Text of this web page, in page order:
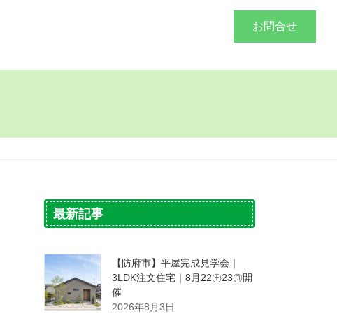
お問合せ
最新記事
【防府市】平屋完成見学会｜
3LDK注文住宅｜8月22㊏23㊐開
催
2026年8月3日